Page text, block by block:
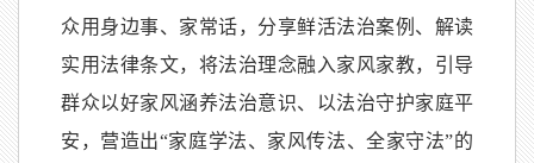
众用身边事、家常话，分享鲜活法治案例、解读
实用法律条文，将法治理念融入家风家教，引导
群众以好家风涵养法治意识、以法治守护家庭平
安，营造出“家庭学法、家风传法、全家守法”的